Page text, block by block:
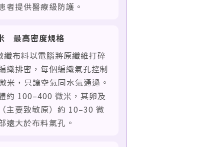
者提供醫療級防護。
最高密度規格
纖布料以電腦將原纖維打碎
織排密，每個編織氣孔控制
米，只讓空氣同水氣通過。
約 100–400 微米，其卵及
主要致敏原）約 10–30 微
遠大於布料氣孔。